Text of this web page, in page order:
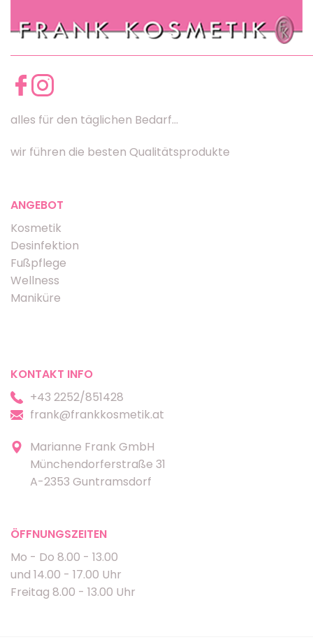
alles für den täglichen Bedarf...
wir führen die besten Qualitätsprodukte
ANGEBOT
Kosmetik
Desinfektion
Fußpflege
Wellness
Maniküre
KONTAKT INFO
+43 2252/851428
frank@frankkosmetik.at
Marianne Frank GmbH
Münchendorferstraße 31
A-2353 Guntramsdorf
ÖFFNUNGSZEITEN
Mo - Do 8.00 - 13.00
und 14.00 - 17.00 Uhr
Freitag 8.00 - 13.00 Uhr